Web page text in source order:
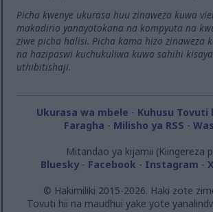
Picha kwenye ukurasa huu zinaweza kuwa
makadirio yanayotokana na kompyuta na
ziwe picha halisi. Picha kama hizo zinaweza
na hazipaswi kuchukuliwa kuwa sahihi
uthibitishaji.
Ukurasa wa mbele - Kuhusu Tovuti
Faragha - Milisho ya RSS -
Mitandao ya kijamii (Kiingereza
Bluesky- Facebook - Instagram - X
© Hakimiliki 2015-2026. Haki zote
Tovuti hii na maudhui yake yote